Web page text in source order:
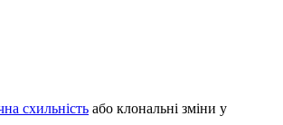
схильність або клональні зміни у